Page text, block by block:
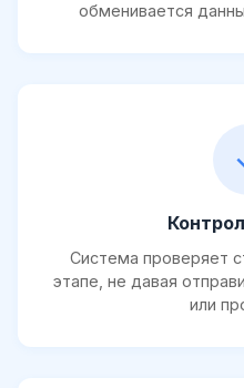
обменивается
Система проверяет
этапе, не давая
или